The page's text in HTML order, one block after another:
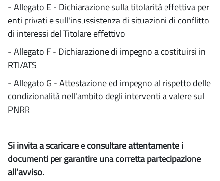
- Allegato E - Dichiarazione sulla titolarità effettiva per
enti privati e sull'insussistenza di situazioni di conflitto
di interessi del Titolare effettivo
- Allegato F - Dichiarazione di impegno a costituirsi in
RTI/ATS
- Allegato G - Attestazione ed impegno al rispetto delle
condizionalità nell'ambito degli interventi a valere sul
PNRR
Si invita a scaricare e consultare attentamente i
documenti per garantire una corretta partecipazione
all’avviso.